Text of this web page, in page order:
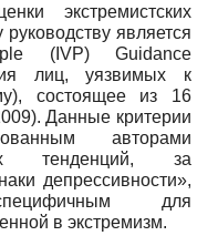
экстремистских
является
(IVP) Guidance
лиц, уязвимых к
состоящее из 16
Данные критерии
авторами
тенденций, за
депрессивности»,
для
в экстремизм.